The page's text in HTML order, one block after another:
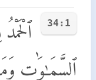
34:1
ٱلسَّمَـٰوَٰتِ